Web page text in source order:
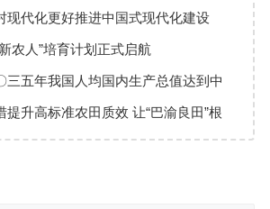
现代化更好推进中国式现代化建设
作会议看2026年“三农”工作战略部署
农人”培育计划正式启航
三五年我国人均国内生产总值达到中
提升高标准农田质效 让“巴渝良田”根